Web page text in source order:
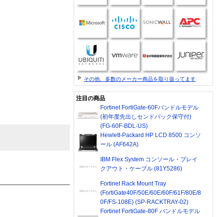
その他、多数のメーカー商品を取り扱ってます
注目の商品
Fortinet FortiGate-60Fバンドルモデル
(初年度先出しセンドバック保守付)
(FG-60F-BDL-US)
Hewlett-Packard HP LCD 8500 コンソ
ール (AF642A)
IBM Flex System コンソール・ブレイ
クアウト・ケーブル (81Y5286)
Fortinet Rack Mount Tray
(FortiGate40F/50E/60E/60F/61F/80E/8
0F/FS-108E) (SP-RACKTRAY-02)
Fortinet FortiGate-80F バンドルモデル